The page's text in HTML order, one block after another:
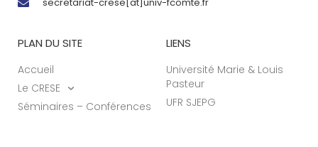
secretariat-crese[at]univ-fcomte.fr
PLAN DU SITE
Accueil
Le CRESE
Séminaires – Conférences
LIENS
Université Marie & Louis
Pasteur
UFR SJEPG